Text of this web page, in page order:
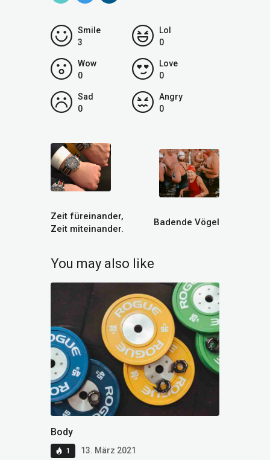
3
Smile
0
Lol
0
Wow
0
Love
0
Sad
0
Angry
Zeit füreinander,
Zeit miteinander.
Badende Vögel
You may also like
Body
1 13. März 2021